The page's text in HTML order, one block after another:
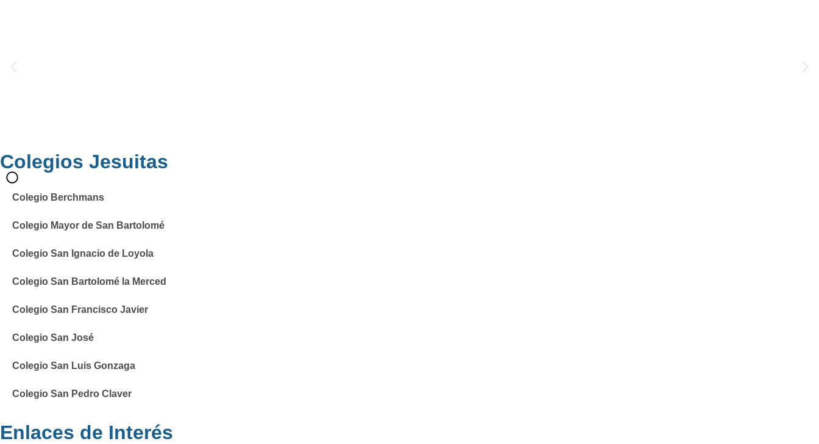
Colegios Jesuitas
Colegio Berchmans
Colegio Mayor de San Bartolomé
Colegio San Ignacio de Loyola
Colegio San Bartolomé la Merced
Colegio San Francisco Javier
Colegio San José
Colegio San Luis Gonzaga
Colegio San Pedro Claver
Enlaces de Interés